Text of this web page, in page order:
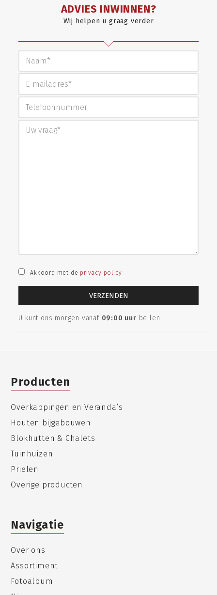
ADVIES INWINNEN?
Wij helpen u graag verder
Akkoord met de privacy policy
U kunt ons morgen vanaf 09:00 uur bellen.
Producten
Overkappingen en Veranda’s
Houten bijgebouwen
Blokhutten & Chalets
Tuinhuizen
Prielen
Overige producten
Navigatie
Over ons
Assortiment
Fotoalbum